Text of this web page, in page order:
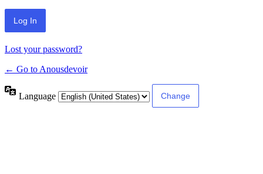
Lost your password?
← Go to Anousdevoir
Language